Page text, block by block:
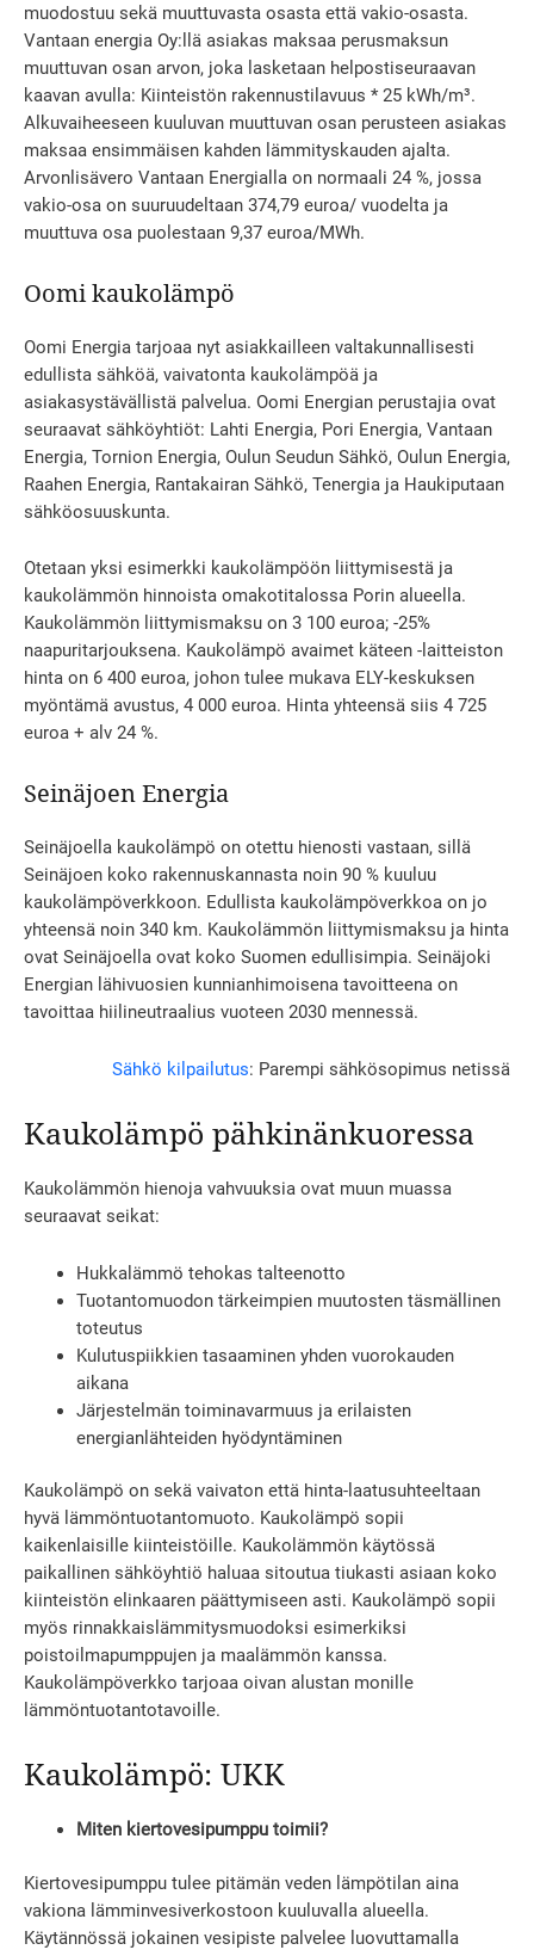
muodostuu sekä muuttuvasta osasta että vakio-osasta.
Vantaan energia Oy:llä asiakas maksaa perusmaksun
muuttuvan osan arvon, joka lasketaan helpostiseuraavan
kaavan avulla: Kiinteistön rakennustilavuus * 25 kWh/m³.
Alkuvaiheeseen kuuluvan muuttuvan osan perusteen asiakas
maksaa ensimmäisen kahden lämmityskauden ajalta.
Arvonlisävero Vantaan Energialla on normaali 24 %, jossa
vakio-osa on suuruudeltaan 374,79 euroa/ vuodelta ja
muuttuva osa puolestaan 9,37 euroa/MWh.
Oomi kaukolämpö
Oomi Energia tarjoaa nyt asiakkailleen valtakunnallisesti
edullista sähköä, vaivatonta kaukolämpöä ja
asiakasystävällistä palvelua. Oomi Energian perustajia ovat
seuraavat sähköyhtiöt: Lahti Energia, Pori Energia, Vantaan
Energia, Tornion Energia, Oulun Seudun Sähkö, Oulun Energia,
Raahen Energia, Rantakairan Sähkö, Tenergia ja Haukiputaan
sähköosuuskunta.
Otetaan yksi esimerkki kaukolämpöön liittymisestä ja
kaukolämmön hinnoista omakotitalossa Porin alueella.
Kaukolämmön liittymismaksu on 3 100 euroa; -25%
naapuritarjouksena. Kaukolämpö avaimet käteen -laitteiston
hinta on 6 400 euroa, johon tulee mukava ELY-keskuksen
myöntämä avustus, 4 000 euroa. Hinta yhteensä siis 4 725
euroa + alv 24 %.
Seinäjoen Energia
Seinäjoella kaukolämpö on otettu hienosti vastaan, sillä
Seinäjoen koko rakennuskannasta noin 90 % kuuluu
kaukolämpöverkkoon. Edullista kaukolämpöverkkoa on jo
yhteensä noin 340 km. Kaukolämmön liittymismaksu ja hinta
ovat Seinäjoella ovat koko Suomen edullisimpia. Seinäjoki
Energian lähivuosien kunnianhimoisena tavoitteena on
tavoittaa hiilineutraalius vuoteen 2030 mennessä.
Sähkö kilpailutus: Parempi sähkösopimus netissä
Kaukolämpö pähkinänkuoressa
Kaukolämmön hienoja vahvuuksia ovat muun muassa
seuraavat seikat:
Hukkalämmö tehokas talteenotto
Tuotantomuodon tärkeimpien muutosten täsmällinen
toteutus
Kulutuspiikkien tasaaminen yhden vuorokauden
aikana
Järjestelmän toiminavarmuus ja erilaisten
energianlähteiden hyödyntäminen
Kaukolämpö on sekä vaivaton että hinta-laatusuhteeltaan
hyvä lämmöntuotantomuoto. Kaukolämpö sopii
kaikenlaisille kiinteistöille. Kaukolämmön käytössä
paikallinen sähköyhtiö haluaa sitoutua tiukasti asiaan koko
kiinteistön elinkaaren päättymiseen asti. Kaukolämpö sopii
myös rinnakkaislämmitysmuodoksi esimerkiksi
poistoilmapumppujen ja maalämmön kanssa.
Kaukolämpöverkko tarjoaa oivan alustan monille
lämmöntuotantotavoille.
Kaukolämpö: UKK
Miten kiertovesipumppu toimii?
Kiertovesipumppu tulee pitämän veden lämpötilan aina
vakiona lämminvesiverkostoon kuuluvalla alueella.
Käytännössä jokainen vesipiste palvelee luovuttamalla